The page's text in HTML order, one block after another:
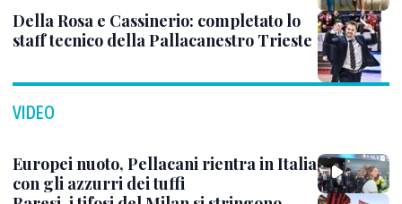
Della Rosa e Cassinerio: completato lo
staff tecnico della Pallacanestro Trieste
VIDEO
Europei nuoto, Pellacani rientra in Italia
con gli azzurri dei tuffi